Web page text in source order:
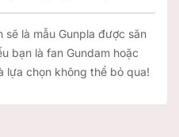
sẽ là mẫu Gunpla được săn
bạn là fan Gundam hoặc
lựa chọn không thể bỏ qua!